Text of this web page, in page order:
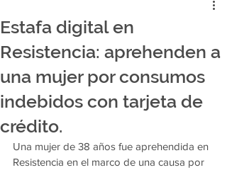
Estafa digital en
Resistencia: aprehenden a
una mujer por consumos
indebidos con tarjeta de
crédito.
Una mujer de 38 años fue aprehendida en
Resistencia en el marco de una causa por